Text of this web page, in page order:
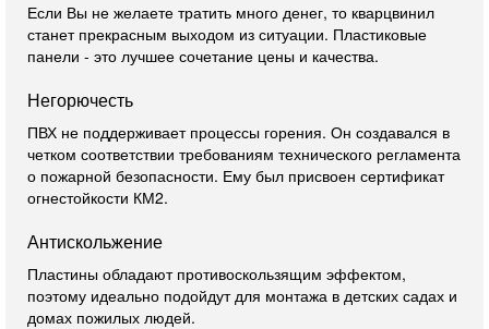
Если Вы не желаете тратить много денег, то кварцвинил
станет прекрасным выходом из ситуации. Пластиковые
панели - это лучшее сочетание цены и качества.
Негорючесть
ПВХ не поддерживает процессы горения. Он создавался в
четком соответствии требованиям технического регламента
о пожарной безопасности. Ему был присвоен сертификат
огнестойкости КМ2.
Антискольжение
Пластины обладают противоскользящим эффектом,
поэтому идеально подойдут для монтажа в детских садах и
домах пожилых людей.